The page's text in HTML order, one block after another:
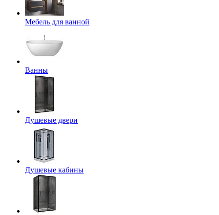
Мебель для ванной
Ванны
Душевые двери
Душевые кабины